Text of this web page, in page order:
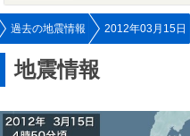
過去の地震情報 2012年03月15日
地震情報